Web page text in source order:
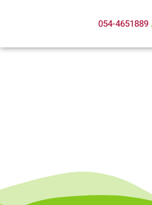
054-4651889